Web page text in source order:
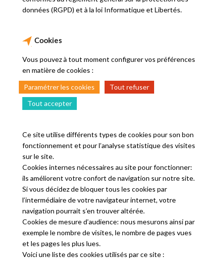
données (RGPD) et à la loi Informatique et Libertés.
Cookies
Vous pouvez à tout moment configurer vos préférences
en matière de cookies :
Paramétrer les cookies
Tout refuser
Tout accepter
Ce site utilise différents types de cookies pour son bon
fonctionnement et pour l’analyse statistique des visites
sur le site.
Cookies internes nécessaires au site pour fonctionner:
ils améliorent votre confort de navigation sur notre site.
Si vous décidez de bloquer tous les cookies par
l’intermédiaire de votre navigateur internet, votre
navigation pourrait s’en trouver altérée.
Cookies de mesure d’audience: nous mesurons ainsi par
exemple le nombre de visites, le nombre de pages vues
et les pages les plus lues.
Voici une liste des cookies utilisés par ce site :